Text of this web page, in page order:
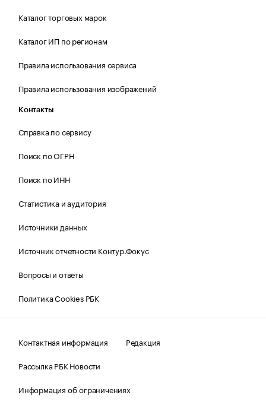
Каталог торговых марок
Каталог ИП по регионам
Правила использования сервиса
Правила использования изображений
Контакты
Справка по сервису
Поиск по ОГРН
Поиск по ИНН
Статистика и аудитория
Источники данных
Источник отчетности Контур.Фокус
Вопросы и ответы
Политика Cookies РБК
Контактная информация
Редакция
Рассылка РБК Новости
Информация об ограничениях